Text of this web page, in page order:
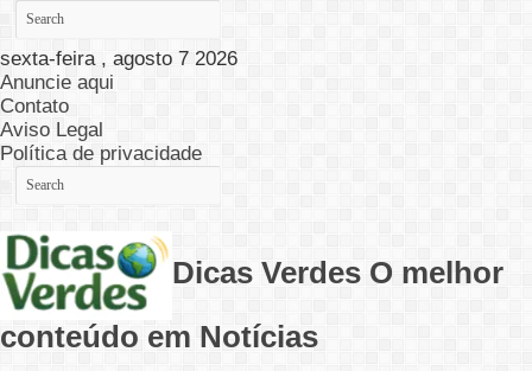
sexta-feira , agosto 7 2026
Anuncie aqui
Contato
Aviso Legal
Política de privacidade
Dicas Verdes O melhor
conteúdo em Notícias